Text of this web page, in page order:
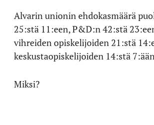
Alvarin unionin ehdokasmäärä
25:stä 11:een, P&D:n 42:stä
vihreiden opiskelijoiden 21:stä
keskustaopiskelijoiden 14:stä
Miksi?